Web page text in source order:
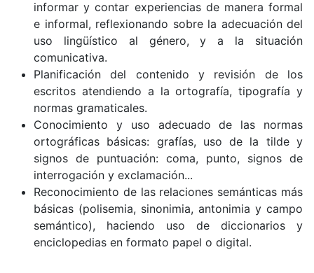
informar y contar experiencias de manera formal
e informal, reflexionando sobre la adecuación del
uso lingüístico al género, y a la situación
comunicativa.
Planificación del contenido y revisión de los
escritos atendiendo a la ortografía, tipografía y
normas gramaticales.
Conocimiento y uso adecuado de las normas
ortográficas básicas: grafías, uso de la tilde y
signos de puntuación: coma, punto, signos de
interrogación y exclamación...
Reconocimiento de las relaciones semánticas más
básicas (polisemia, sinonimia, antonimia y campo
semántico), haciendo uso de diccionarios y
enciclopedias en formato papel o digital.